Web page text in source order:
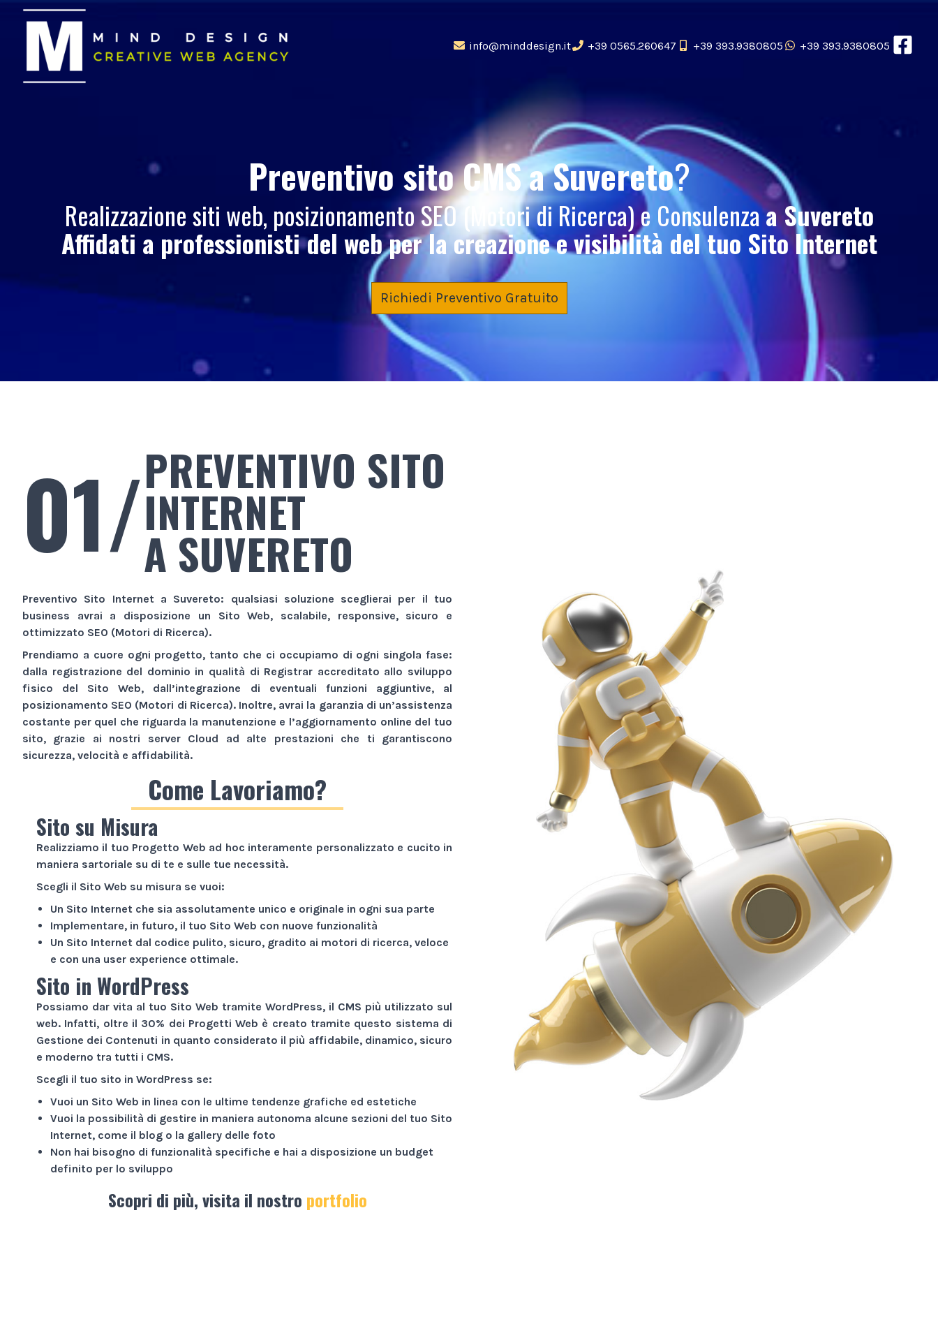
info@minddesign.it +39 0565.260647 +39 393.9380805 +39 393.9380805
Preventivo sito CMSa Suvereto?
Realizzazione siti web, posizionamento SEO (Motori di Ricerca) e Consulenzaa Suvereto
Affidati a professionisti del web per la creazione e visibilità del tuo Sito Internet
Richiedi Preventivo Gratuito
01/PREVENTIVO SITO
INTERNET
A SUVERETO
Preventivo Sito Internet a Suvereto: qualsiasi soluzione sceglierai per il tuo
business avrai a disposizione un Sito Web, scalabile, responsive, sicuro e
ottimizzato SEO (Motori di Ricerca).
Prendiamo a cuore ogni progetto, tanto che ci occupiamo di ogni singola fase:
dalla registrazione del dominio in qualità di Registrar accreditato allo sviluppo
fisico del Sito Web, dall’integrazione di eventuali funzioni aggiuntive, al
posizionamento SEO (Motori di Ricerca). Inoltre, avrai la garanzia di un’assistenza
costante per quel che riguarda la manutenzione e l’aggiornamento online del tuo
sito, grazie ai nostri server Cloud ad alte prestazioni che ti garantiscono
sicurezza, velocità e affidabilità.
Come Lavoriamo?
Sito su Misura
Realizziamo il tuo Progetto Web ad hoc interamente personalizzato e cucito in
maniera sartoriale su di te e sulle tue necessità.
Scegli il Sito Web su misura se vuoi:
Un Sito Internet che sia assolutamente unico e originale in ogni sua parte
Implementare, in futuro, il tuo Sito Web con nuove funzionalità
Un Sito Internet dal codice pulito, sicuro, gradito ai motori di ricerca, veloce
e con una user experience ottimale.
Sito in WordPress
Possiamo dar vita al tuo Sito Web tramite WordPress, il CMS più utilizzato sul
web. Infatti, oltre il 30% dei Progetti Web è creato tramite questo sistema di
Gestione dei Contenuti in quanto considerato il più affidabile, dinamico, sicuro
e moderno tra tutti i CMS.
Scegli il tuo sito in WordPress se:
Vuoi un Sito Web in linea con le ultime tendenze grafiche ed estetiche
Vuoi la possibilità di gestire in maniera autonoma alcune sezioni del tuo Sito
Internet, come il blog o la gallery delle foto
Non hai bisogno di funzionalità specifiche e hai a disposizione un budget
definito per lo sviluppo
Scopri di più, visita il nostro portfolio